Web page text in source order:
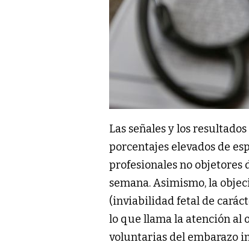
Las señales y los
porcentajes elevados de
profesionales no objetores
semana. Asimismo, la
(inviabilidad fetal de
lo que llama la atención al
voluntarias del embarazo